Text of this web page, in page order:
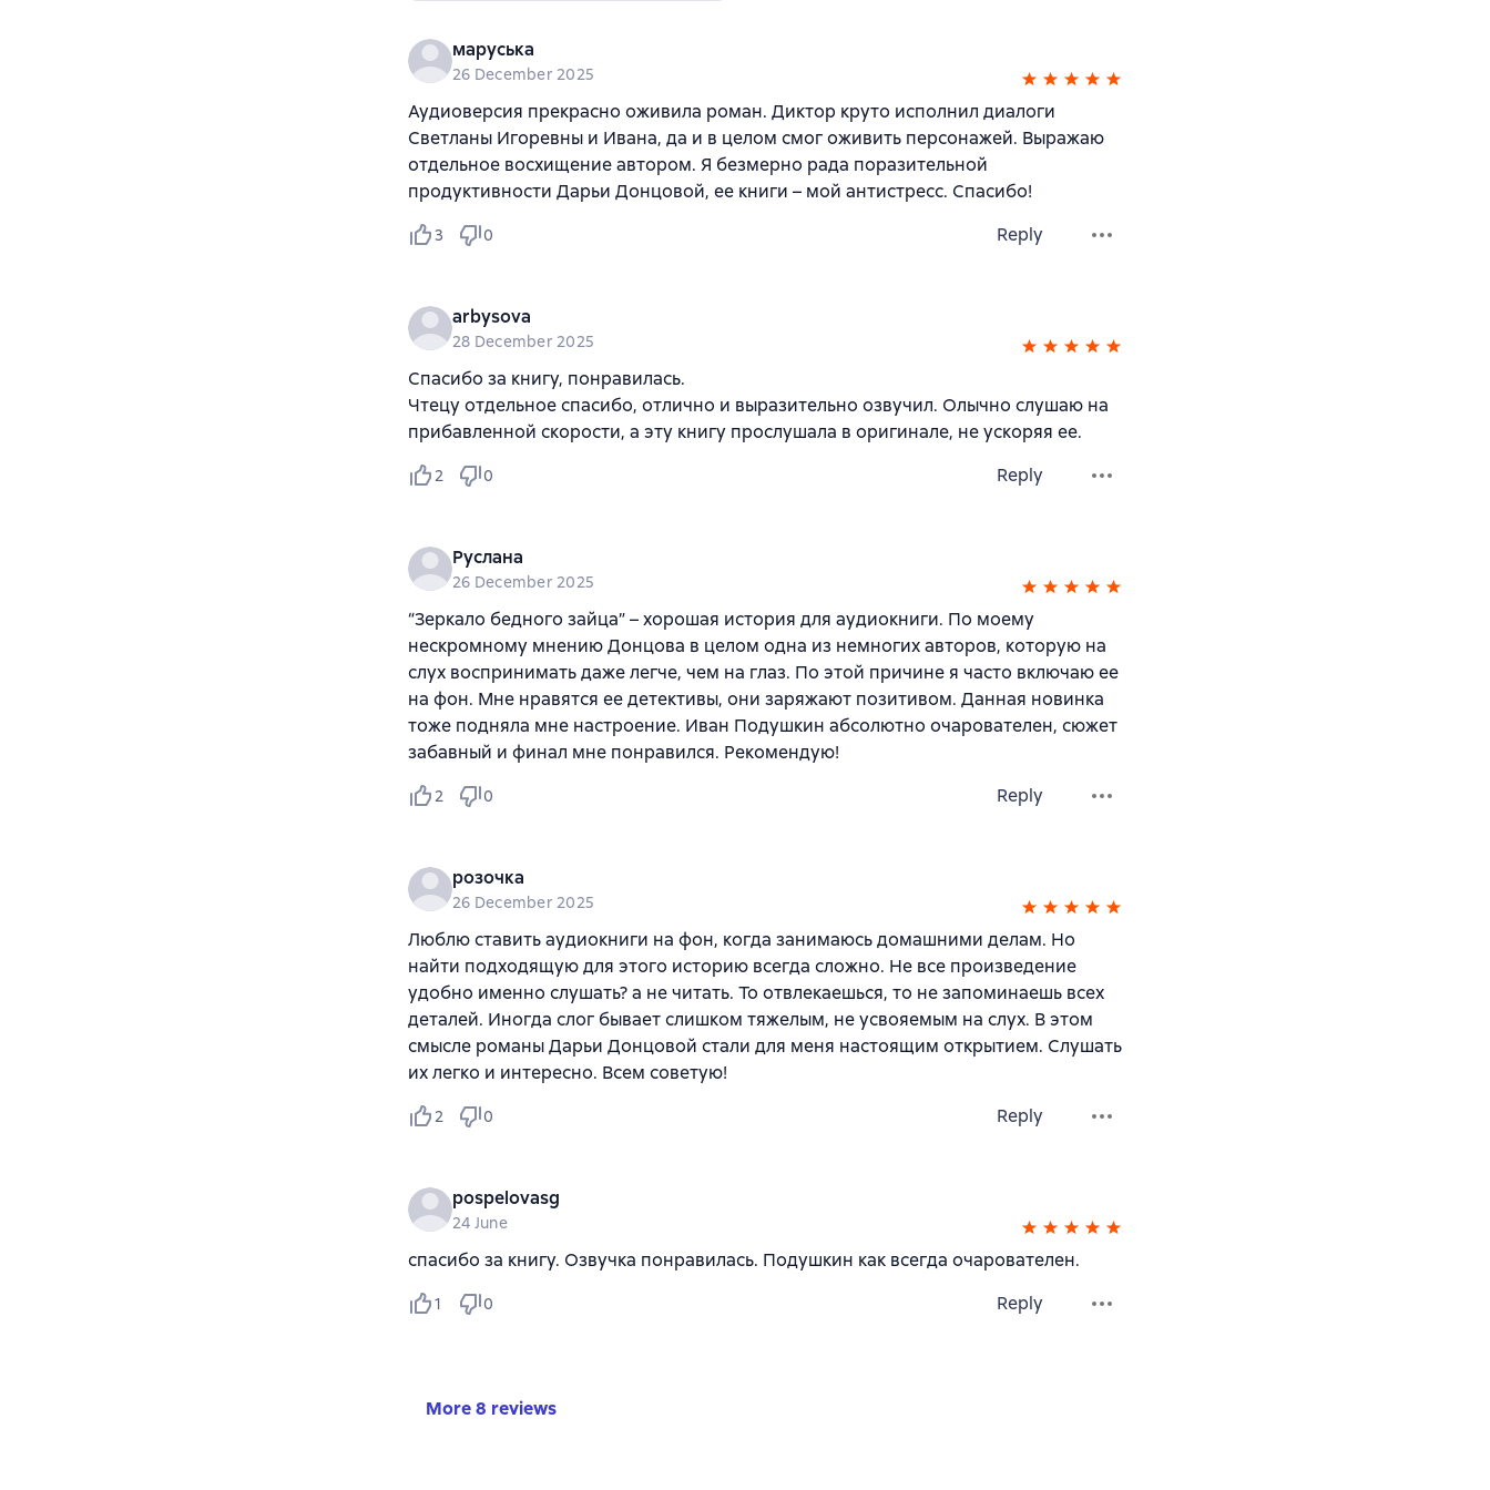
маруська
26 December 2025
Аудиоверсия прекрасно оживила роман. Диктор круто исполнил диалоги
Светланы Игоревны и Ивана, да и в целом смог оживить персонажей. Выражаю
отдельное восхищение автором. Я безмерно рада поразительной
продуктивности Дарьи Донцовой, ее книги – мой антистресс. Спасибо!
3 0 Reply
arbysova
28 December 2025
Спасибо за книгу, понравилась.
Чтецу отдельное спасибо, отлично и выразительно озвучил. Олычно слушаю на
прибавленной скорости, а эту книгу прослушала в оригинале, не ускоряя ее.
2 0 Reply
Руслана
26 December 2025
“Зеркало бедного зайца” – хорошая история для аудиокниги. По моему
нескромному мнению Донцова в целом одна из немногих авторов, которую на
слух воспринимать даже легче, чем на глаз. По этой причине я часто включаю ее
на фон. Мне нравятся ее детективы, они заряжают позитивом. Данная новинка
тоже подняла мне настроение. Иван Подушкин абсолютно очарователен, сюжет
забавный и финал мне понравился. Рекомендую!
2 0 Reply
розочка
26 December 2025
Люблю ставить аудиокниги на фон, когда занимаюсь домашними делам. Но
найти подходящую для этого историю всегда сложно. Не все произведение
удобно именно слушать? а не читать. То отвлекаешься, то не запоминаешь всех
деталей. Иногда слог бывает слишком тяжелым, не усвояемым на слух. В этом
смысле романы Дарьи Донцовой стали для меня настоящим открытием. Слушать
их легко и интересно. Всем советую!
2 0 Reply
pospelovasg
24 June
спасибо за книгу. Озвучка понравилась. Подушкин как всегда очарователен.
1 0 Reply
More 8 reviews